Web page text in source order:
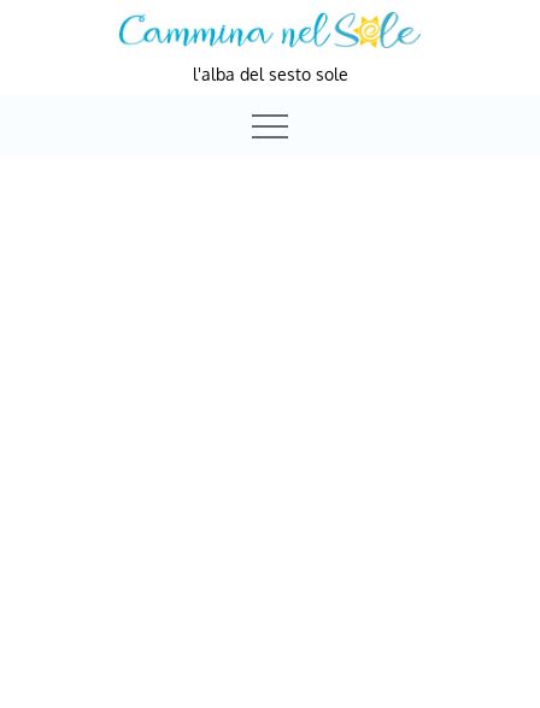
l'alba del sesto sole